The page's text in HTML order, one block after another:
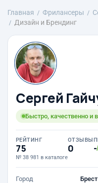
Главная Фрилансеры
Дизайн и Брендинг
Сергей
Быстро, качественно и
РЕЙТИНГ
75
№ 38 981 в каталоге
ОТЗЫВЫ
0 -
Город
Брест